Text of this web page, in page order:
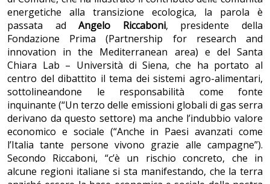
energetiche alla transizione ecologica, la parola è
passata adAngelo Riccaboni, presidente della
Fondazione Prima (Partnership for research and
innovation in the Mediterranean area) e del Santa
Chiara Lab – Università di Siena, che ha portato al
centro del dibattito il tema dei sistemi agro-alimentari,
sottolineandone le responsabilità come fonte
inquinante (“Un terzo delle emissioni globali di gas serra
derivano da questo settore) ma anche l’indubbio valore
economico e sociale (“Anche in Paesi avanzati come
l’Italia tante persone vivono grazie alle campagne”).
Secondo Riccaboni, “c’è un rischio concreto, che in
alcune regioni italiane si sta manifestando, che la terra